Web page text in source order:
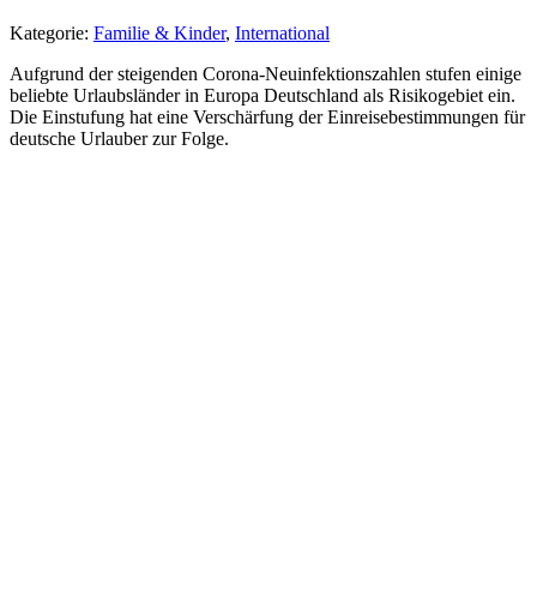
Kategorie: Familie & Kinder, International
Aufgrund der steigenden Corona-Neuinfektionszahlen stufen einige
beliebte Urlaubsländer in Europa Deutschland als Risikogebiet ein.
Die Einstufung hat eine Verschärfung der Einreisebestimmungen für
deutsche Urlauber zur Folge.